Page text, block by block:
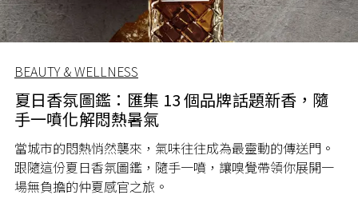
BEAUTY & WELLNESS
夏日香氛圖鑑：匯集 13 個品牌話題新香，隨
手一噴化解悶熱暑氣
當城市的悶熱悄然襲來，氣味往往成為最靈動的傳送門。
跟隨這份夏日香氛圖鑑，隨手一噴，讓嗅覺帶領你展開一
場無負擔的仲夏感官之旅。